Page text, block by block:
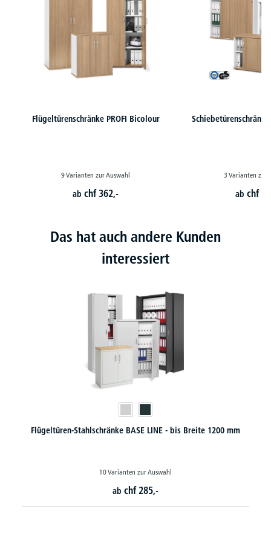
Flügeltürenschränke PROFI Bicolour
9 Varianten zur Auswahl
abchf 362,-
3 Varianten zur
abchf
Das hat auch andere Kunden
interessiert
Rollcontainer Holz - hervorragende Funktionalität
chf